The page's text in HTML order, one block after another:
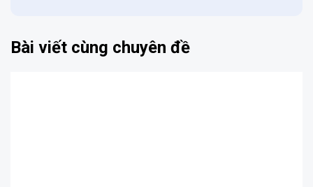
Bài viết cùng chuyên đề